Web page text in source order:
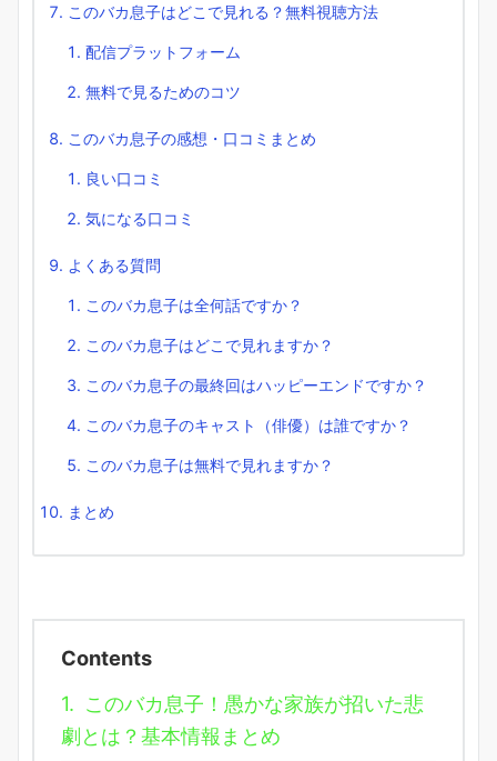
このバカ息子はどこで見れる？無料視聴方法
配信プラットフォーム
無料で見るためのコツ
このバカ息子の感想・口コミまとめ
良い口コミ
気になる口コミ
よくある質問
このバカ息子は全何話ですか？
このバカ息子はどこで見れますか？
このバカ息子の最終回はハッピーエンドですか？
このバカ息子のキャスト（俳優）は誰ですか？
このバカ息子は無料で見れますか？
まとめ
Contents
1. このバカ息子！愚かな家族が招いた悲
劇とは？基本情報まとめ